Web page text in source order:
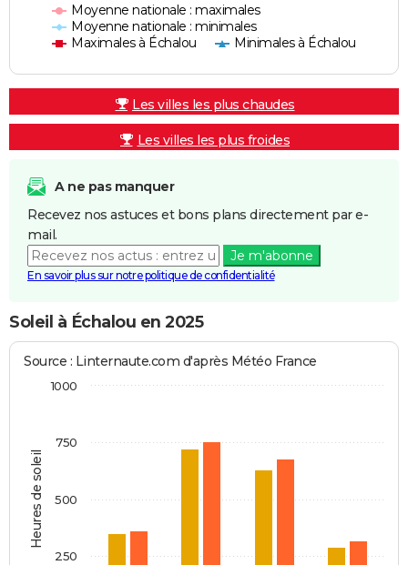
Moyenne nationale : maximales
Moyenne nationale : minimales
Maximales à Échalou
Minimales à Échalou
Les villes les plus chaudes
Les villes les plus froides
A ne pas manquer
Recevez nos astuces et bons plans directement par e-
mail.
Je m'abonne
En savoir plus sur notre politique de confidentialité
Soleil à Échalou en 2025
Heures de soleil
Source : Linternaute.com d'après Météo France
250
500
750
1000